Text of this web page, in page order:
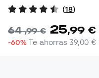
(18)
64,99 € 25,99 €
-60% Te ahorras39,00 €